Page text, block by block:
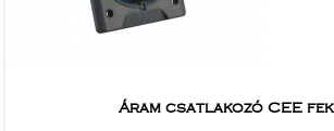
Áram csatlakozó CEE